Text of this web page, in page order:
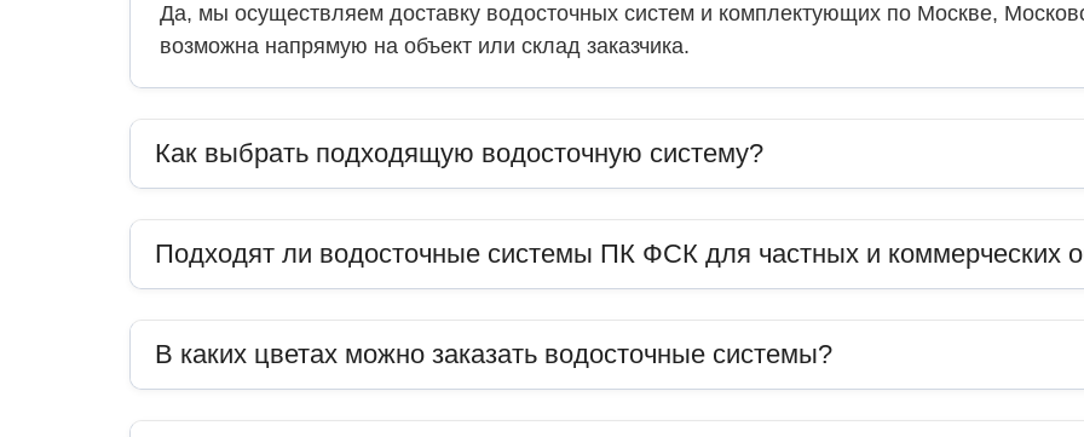
Да, мы осуществляем доставку водосточных систем и комплектующих по Москве,
возможна напрямую на объект или склад заказчика.
Как выбрать подходящую водосточную систему?
Подходят ли водосточные системы ПК ФСК для частных и коммерческих
В каких цветах можно заказать водосточные системы?